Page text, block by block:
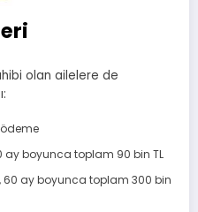
olan ailelere de
ödeme
ay boyunca toplam 90 bin TL
60 ay boyunca toplam 300 bin